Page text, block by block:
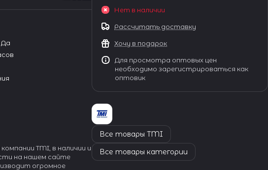
Да
TMI, в наличии и
на нашем сайте
огромное
Нет в наличии
Рассчитать доставку
Хочу в подарок
Для просмотра оптовых цен
необходимо зарегистрироваться как
оптовик
Все товары TMI
Все товары категории